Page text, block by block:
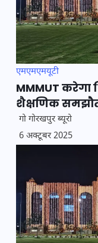
एमएमएमयूटी
MMMUT करेगा
शैक्षणिक
गो गोरखपुर ब्यूरो
6 अक्टूबर 2025